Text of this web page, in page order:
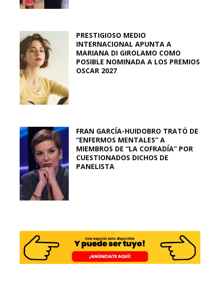
PRESTIGIOSO MEDIO
INTERNACIONAL APUNTA A
MARIANA DI GIROLAMO COMO
POSIBLE NOMINADA A LOS PREMIOS
OSCAR 2027
FRAN GARCÍA-HUIDOBRO TRATÓ DE
“ENFERMOS MENTALES” A
MIEMBROS DE “LA COFRADÍA” POR
CUESTIONADOS DICHOS DE
PANELISTA